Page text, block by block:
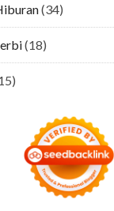
(34)
(18)